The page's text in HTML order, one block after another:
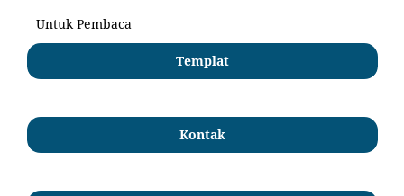
Untuk Pembaca
Templat
Kontak